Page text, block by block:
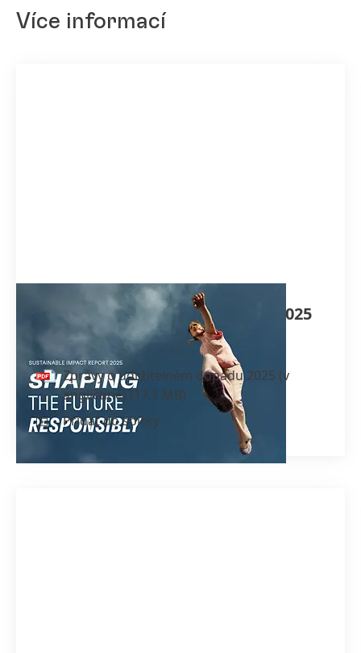
Více informací
Zprávy o udržitelném dopadu 2025
(v angličtině)
Zprávy o udržitelném dopadu 2025 (v
angličtině)(17,1 MB)
Přidat do sbírky